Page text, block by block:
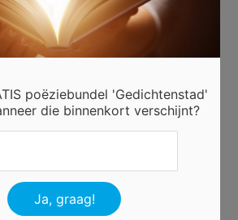
poëziebundel 'Gedichtenstad'
die binnenkort verschijnt?